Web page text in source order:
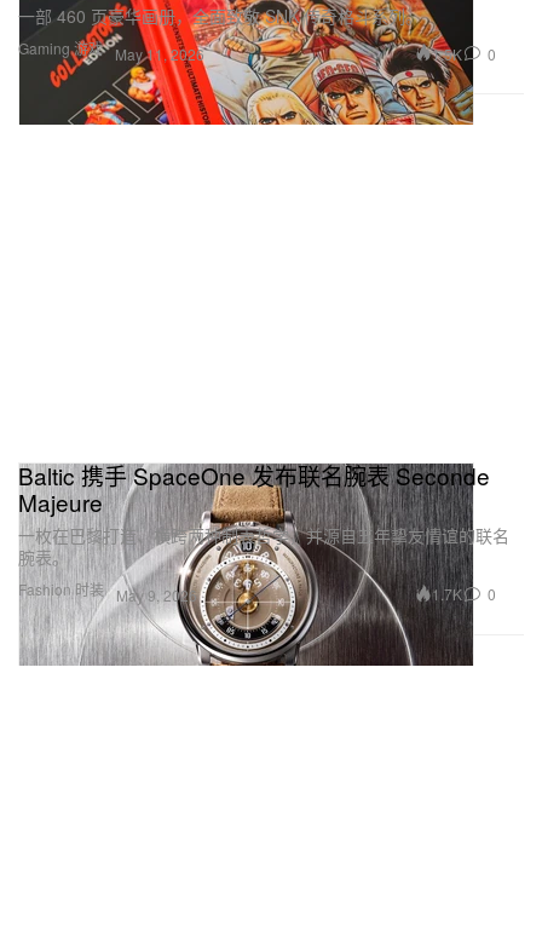
Gaming 游戏
一部 460 页豪华画册，全面致敬 SNK 传奇格斗系列。
May 11, 2026 1.5K 0
Fashion 时装
Baltic 携手 SpaceOne 发布联名腕表 Seconde
Majeure
一枚在巴黎打造、横跨两种制表哲学，并源自五年挚友情谊的联名
腕表。
May 9, 2026 1.7K 0